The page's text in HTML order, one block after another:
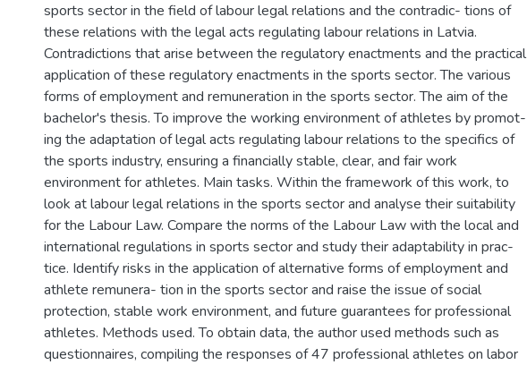
sports sector in the field of labour legal relations and the contradic- tions of
these relations with the legal acts regulating labour relations in Latvia.
Contradictions that arise between the regulatory enactments and the practical
application of these regulatory enactments in the sports sector. The various
forms of employment and remuneration in the sports sector. The aim of the
bachelor's thesis. To improve the working environment of athletes by promot-
ing the adaptation of legal acts regulating labour relations to the specifics of
the sports industry, ensuring a financially stable, clear, and fair work
environment for athletes. Main tasks. Within the framework of this work, to
look at labour legal relations in the sports sector and analyse their suitability
for the Labour Law. Compare the norms of the Labour Law with the local and
international regulations in sports sector and study their adaptability in prac-
tice. Identify risks in the application of alternative forms of employment and
athlete remunera- tion in the sports sector and raise the issue of social
protection, stable work environment, and future guarantees for professional
athletes. Methods used. To obtain data, the author used methods such as
questionnaires, compiling the responses of 47 professional athletes on labor